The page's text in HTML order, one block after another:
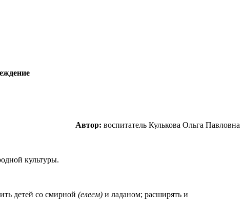
Автор: воспитатель Кулькова Ольга Павловна
культуры.
детей со смирной (елеем) и ладаном; расширять и